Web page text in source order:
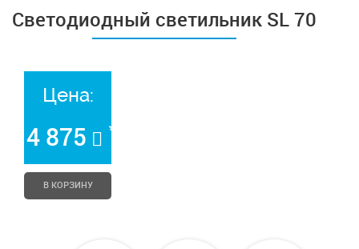
Светодиодный светильник SL 70
Цена:
4 875 *
В КОРЗИНУ